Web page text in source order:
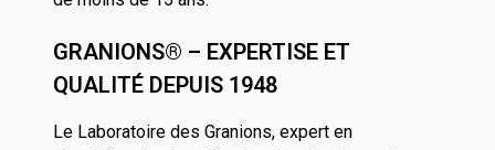
GRANIONS® – EXPERTISE ET
QUALITÉ DEPUIS 1948
Le Laboratoire des Granions, expert en